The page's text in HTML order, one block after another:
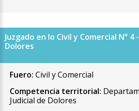
Juzgado en lo Civil y Comercial N° 4 -
Dolores
Fuero: Civil y Comercial
Competencia territorial:
Judicial de Dolores